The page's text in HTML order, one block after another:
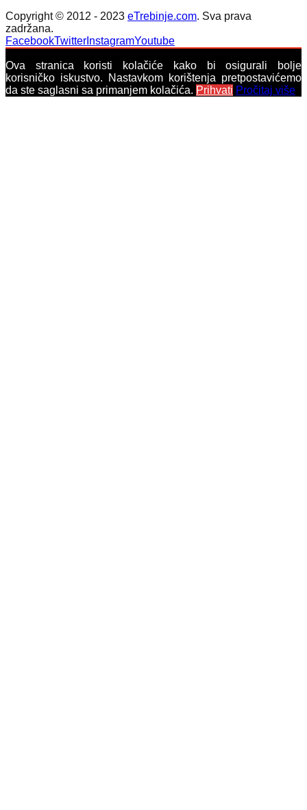
Copyright © 2012 - 2023 eTrebinje.com. Sva prava
zadržana.
FacebookTwitter InstagramYoutube
Ova stranica koristi kolačiće kako bi osigurali bolje
korisničko iskustvo. Nastavkom korištenja pretpostavićemo
da ste saglasni sa primanjem kolačića. Prihvati Pročitaj više